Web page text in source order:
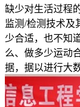
缺少对生活过程
监测/检测技术及
少合适，也不知
么、做多少运动
据，据以进行大